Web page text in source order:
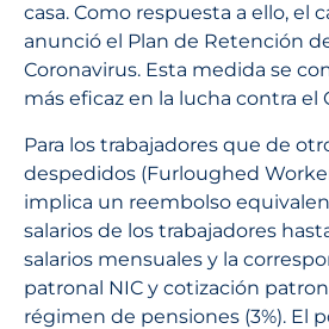
casa. Como respuesta a ello, el
anunció el Plan de Retención
Coronavirus. Esta medida se
más eficaz en la lucha contra el
Para los trabajadores que de
despedidos (Furloughed
implica un reembolso
salarios de los trabajadores
salarios mensuales y la
patronal NIC y cotización
régimen de pensiones (3%). El